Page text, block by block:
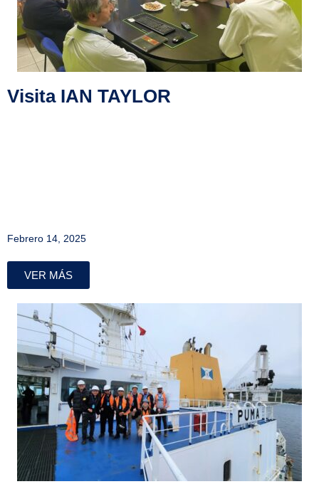
Visita IAN TAYLOR
Febrero 14, 2025
VER MÁS